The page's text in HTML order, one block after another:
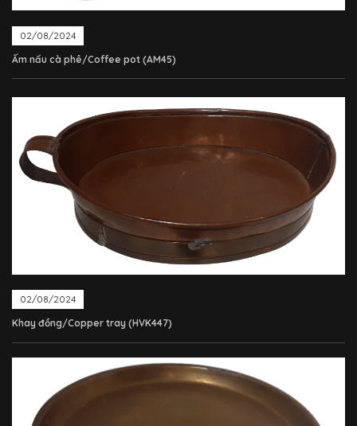
02/08/2024
Ấm nấu cà phê/Coffee pot (AM45)
02/08/2024
Khay đồng/Copper tray (HVK447)